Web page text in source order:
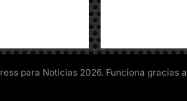
para Noticias 2026. Funciona gracias a